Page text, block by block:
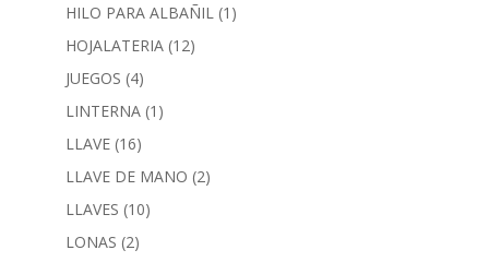
HILO PARA ALBAÑIL (1)
HOJALATERIA (12)
JUEGOS (4)
LINTERNA (1)
LLAVE (16)
LLAVE DE MANO (2)
LLAVES (10)
LONAS (2)